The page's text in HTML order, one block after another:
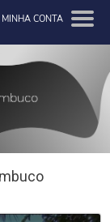
MINHA CONTA